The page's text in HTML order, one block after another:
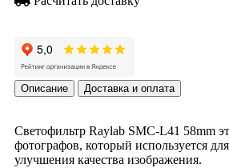
Описание Доставка и оплата
Светофильтр Raylab SMC-L41 58mm
фотографов, который используется
улучшения качества изображения.